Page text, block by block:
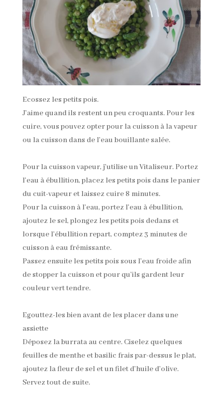
Ecossez les petits pois.
J’aime quand ils restent un peu croquants. Pour les
cuire, vous pouvez opter pour la cuisson à la vapeur
ou la cuisson dans de l’eau bouillante salée.
Pour la cuisson vapeur, j’utilise un Vitaliseur. Portez
l’eau à ébullition, placez les petits pois dans le panier
du cuit-vapeur et laissez cuire 8 minutes.
Pour la cuisson à l’eau, portez l’eau à ébullition,
ajoutez le sel, plongez les petits pois dedans et
lorsque l’ébullition repart, comptez 3 minutes de
cuisson à eau frémissante.
Passez ensuite les petits pois sous l’eau froide afin
de stopper la cuisson et pour qu’ils gardent leur
couleur vert tendre.
Egouttez-les bien avant de les placer dans une
assiette
Déposez la burrata au centre. Ciselez quelques
feuilles de menthe et basilic frais par-dessus le plat,
ajoutez la fleur de sel et un filet d’huile d’olive.
Servez tout de suite.